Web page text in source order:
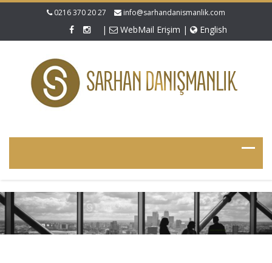
0216 370 20 27 info@sarhandanismanlik.com
| WebMail Erişim | English